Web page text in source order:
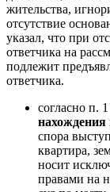
жительства,
отсутствие
указал, что при
ответчика на
подлежит
ответчика.
согласно п.
спора
квартира,
носит
правами на